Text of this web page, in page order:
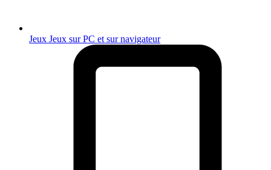
Jeux Jeux sur PC et sur navigateur